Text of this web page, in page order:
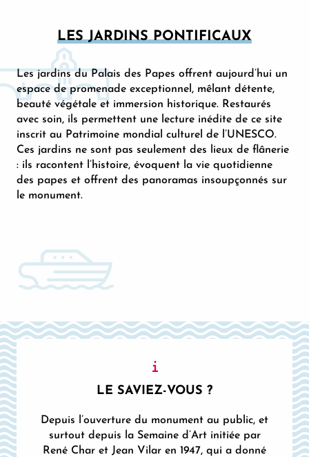
LES JARDINS PONTIFICAUX
Les jardins du Palais des Papes offrent aujourd’hui un
espace de promenade exceptionnel, mêlant détente,
beauté végétale et immersion historique. Restaurés
avec soin, ils permettent une lecture inédite de ce site
inscrit au Patrimoine mondial culturel de l’UNESCO.
Ces jardins ne sont pas seulement des lieux de flânerie
: ils racontent l’histoire, évoquent la vie quotidienne
des papes et offrent des panoramas insoupçonnés sur
le monument.
LE SAVIEZ-VOUS ?
Depuis l’ouverture du monument au public, et
surtout depuis la Semaine d’Art initiée par
René Char et Jean Vilar en 1947, qui a donné